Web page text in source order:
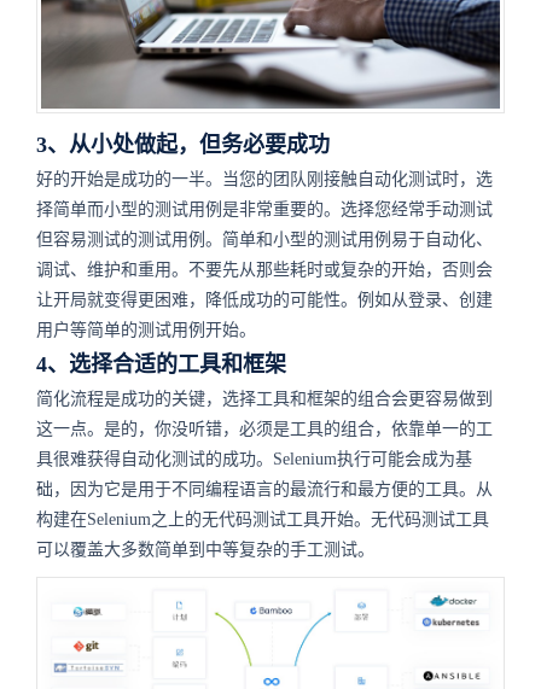
3、从小处做起，但务必要成功
好的开始是成功的一半。当您的团队刚接触自动化测试时，选
择简单而小型的测试用例是非常重要的。选择您经常手动测试
但容易测试的测试用例。简单和小型的测试用例易于自动化、
调试、维护和重用。不要先从那些耗时或复杂的开始，否则会
让开局就变得更困难，降低成功的可能性。例如从登录、创建
用户等简单的测试用例开始。
4、选择合适的工具和框架
简化流程是成功的关键，选择工具和框架的组合会更容易做到
这一点。是的，你没听错，必须是工具的组合，依靠单一的工
具很难获得自动化测试的成功。Selenium执行可能会成为基
础，因为它是用于不同编程语言的最流行和最方便的工具。从
构建在Selenium之上的无代码测试工具开始。无代码测试工具
可以覆盖大多数简单到中等复杂的手工测试。